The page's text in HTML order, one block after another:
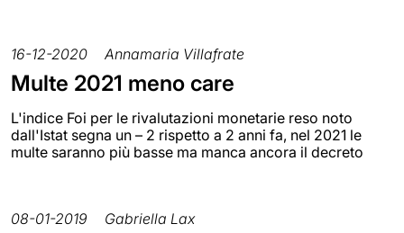
16-12-2020 Annamaria Villafrate
Multe 2021 meno care
L'indice Foi per le rivalutazioni monetarie reso noto
dall'Istat segna un – 2 rispetto a 2 anni fa, nel 2021 le
multe saranno più basse ma manca ancora il decreto
08-01-2019 Gabriella Lax